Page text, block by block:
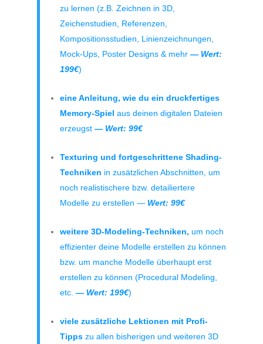
zu lernen (z.B. Zeichnen in 3D,
Zeichenstudien, Referenzen,
Kompositionsstudien, Linienzeichnungen,
Mock-Ups, Poster Designs & mehr — Wert:
199€)
eine Anleitung, wie du ein druckfertiges
Memory-Spiel aus deinen digitalen Dateien
erzeugst — Wert: 99€
Texturing und fortgeschrittene Shading-
Techniken in zusätzlichen Abschnitten, um
noch realistischere bzw. detailiertere
Modelle zu erstellen — Wert: 99€
weitere 3D-Modeling-Techniken, um noch
effizienter deine Modelle erstellen zu können
bzw. um manche Modelle überhaupt erst
erstellen zu können (Procedural Modeling,
etc. — Wert: 199€)
viele zusätzliche Lektionen mit Profi-
Tippszu allen bisherigen und weiteren 3D